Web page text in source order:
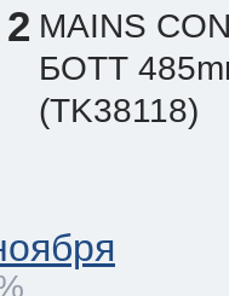
MAINS
БОТТ
(TK38118)